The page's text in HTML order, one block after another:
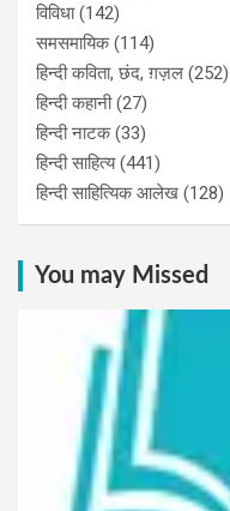
विविधा(142)
समसमायिक(114)
हिन्दी कविता, छंद, ग़ज़ल (252)
हिन्दी कहानी(27)
हिन्‍दी नाटक(33)
हिन्दी साहित्य(441)
हिन्दी साहित्यिक आलेख (128)
You may Missed